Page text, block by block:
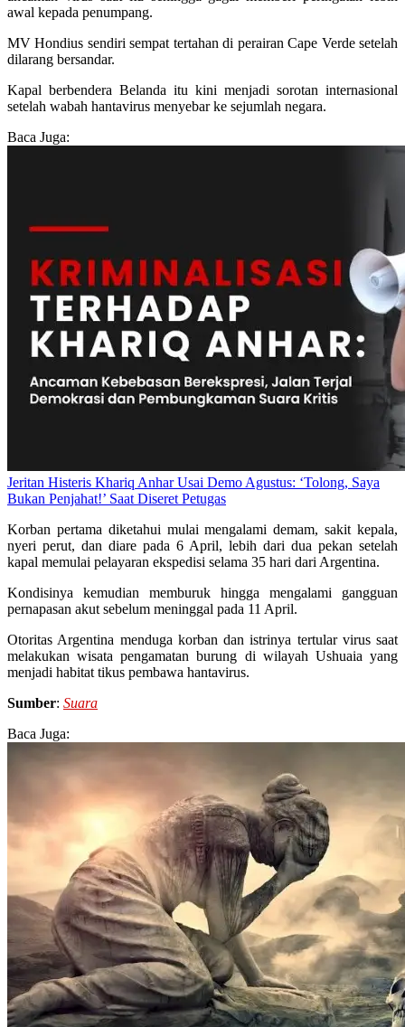
awal kepada penumpang.
MV Hondius sendiri sempat tertahan di perairan Cape Verde setelah
dilarang bersandar.
Kapal berbendera Belanda itu kini menjadi sorotan internasional
setelah wabah hantavirus menyebar ke sejumlah negara.
Baca Juga:
Jeritan Histeris Khariq Anhar Usai Demo Agustus: ‘Tolong, Saya
Bukan Penjahat!’ Saat Diseret Petugas
Korban pertama diketahui mulai mengalami demam, sakit kepala,
nyeri perut, dan diare pada 6 April, lebih dari dua pekan setelah
kapal memulai pelayaran ekspedisi selama 35 hari dari Argentina.
Kondisinya kemudian memburuk hingga mengalami gangguan
pernapasan akut sebelum meninggal pada 11 April.
Otoritas Argentina menduga korban dan istrinya tertular virus saat
melakukan wisata pengamatan burung di wilayah Ushuaia yang
menjadi habitat tikus pembawa hantavirus.
Sumber: Suara
Baca Juga: